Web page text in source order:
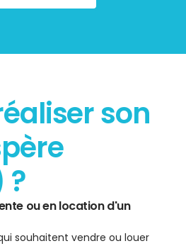
son
?
ou en location d'un
souhaitent vendre ou louer